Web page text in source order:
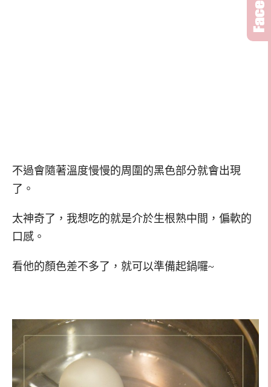
不過會隨著溫度慢慢的周圍的黑色部分就會出現
了。
太神奇了，我想吃的就是介於生根熟中間，偏軟的
口感。
看他的顏色差不多了，就可以準備起鍋囉~